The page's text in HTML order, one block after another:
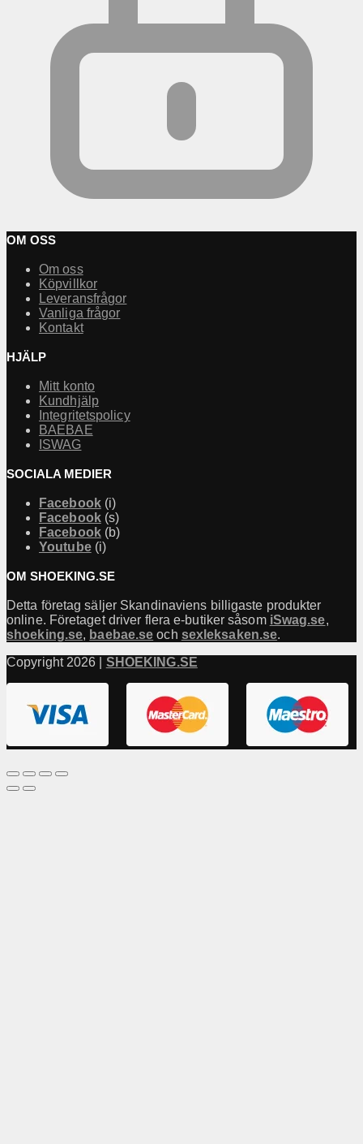
OM OSS
Om oss
Köpvillkor
Leveransfrågor
Vanliga frågor
Kontakt
HJÄLP
Mitt konto
Kundhjälp
Integritetspolicy
BAEBAE
ISWAG
SOCIALA MEDIER
Facebook(i)
Facebook(s)
Facebook(b)
Youtube(i)
OM SHOEKING.SE
Detta företag säljer Skandinaviens billigaste produkter
online. Företaget driver flera e-butiker såsom iSwag.se,
shoeking.se, baebae.se och sexleksaken.se.
Copyright 2026 | SHOEKING.SE